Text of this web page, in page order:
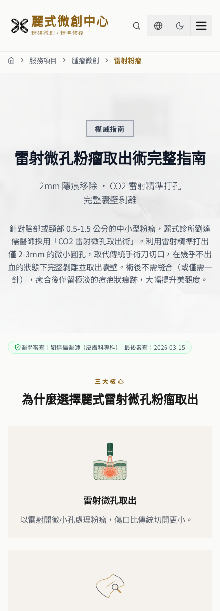
麗式微創中心
精研微創・精準修復
首頁 服務項目 腫瘤微創 雷射粉瘤
權威指南
雷射微孔粉瘤取出術完整指南
2mm 隱痕移除 · CO2 雷射精準打孔
完整囊壁剝離
針對臉部或頸部 0.5-1.5 公分的中小型粉瘤，麗式診所劉達
儒醫師採用「CO2 雷射微孔取出術」。利用雷射精準打出
僅 2-3mm 的微小圓孔，取代傳統手術刀切口，在幾乎不出
血的狀態下完整剝離並取出囊壁。術後不需縫合（或僅需一
針），癒合後僅留極淡的痘疤狀痕跡，大幅提升美觀度。
醫學審查：劉達儒醫師（皮膚科專科）| 最後審查：2026-03-15
三大核心
為什麼選擇麗式雷射微孔粉瘤取出
雷射微孔取出
以雷射開微小孔處理粉瘤，傷口比傳統切開更小。